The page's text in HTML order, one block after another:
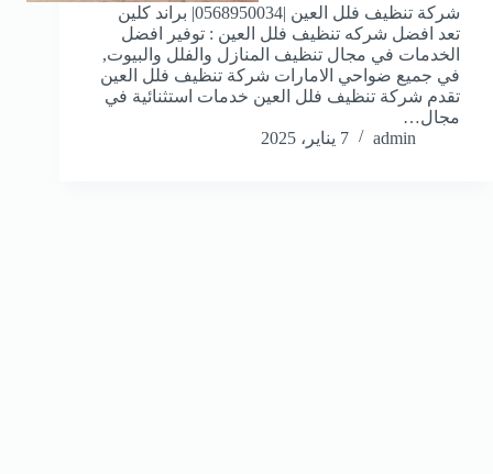
شركة تنظيف فلل العين |0568950034| براند كلين
تعد افضل شركه تنظيف فلل العين : توفير افضل
الخدمات في مجال تنظيف المنازل والفلل والبيوت,
في جميع ضواحي الامارات شركة تنظيف فلل العين
تقدم شركة تنظيف فلل العين خدمات استثنائية في
مجال…
admin
7 يناير، 2025